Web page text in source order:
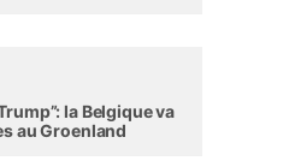
la Belgique va
au Groenland